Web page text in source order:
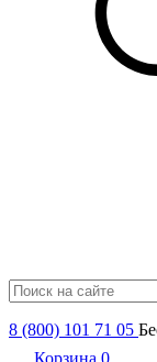
8 (800) 101 71 05
Корзина 0